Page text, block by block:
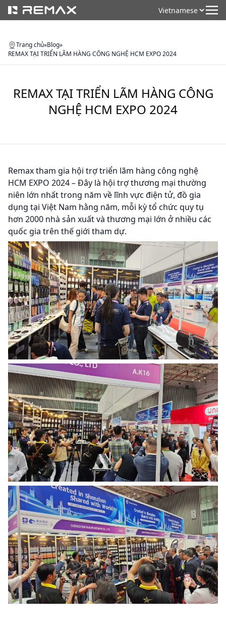
Trang chủ»Blog»
REMAX TẠI TRIỂN LÃM HÀNG CÔNG NGHỆ HCM EXPO 2024
REMAX TẠI TRIỂN LÃM HÀNG CÔNG
NGHỆ HCM EXPO 2024
Remax tham gia hội trợ triển lãm hàng công nghệ
HCM EXPO 2024 – Đây là hội trợ thương mại thường
niên lớn nhất trong năm về lĩnh vực điện tử, đồ gia
dụng tại Việt Nam hằng năm, mỗi kỳ tổ chức quy tụ
hơn 2000 nhà sản xuất và thương mại lớn ở nhiều các
quốc gia trên thế giới tham dự.